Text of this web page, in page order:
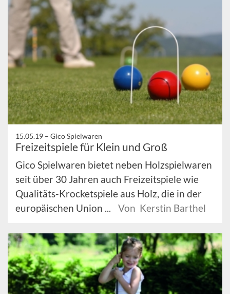
15.05.19 – Gico Spielwaren
Freizeitspiele für Klein und Groß
Gico Spielwaren bietet neben Holzspielwaren
seit über 30 Jahren auch Freizeitspiele wie
Qualitäts-Krocketspiele aus Holz, die in der
europäischen Union ...
Von Kerstin Barthel